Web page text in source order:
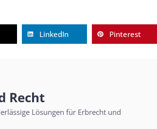
LinkedIn Pinterest
Recht
Lösungen für Erbrecht und